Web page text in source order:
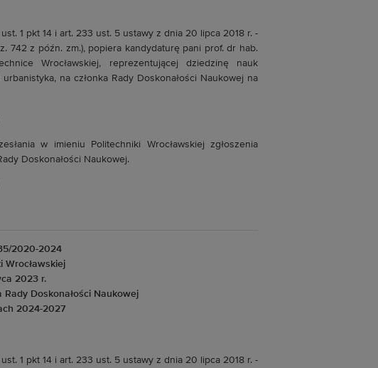
1 pkt 14 i art. 233 ust. 5 ustawy z dnia 20 lipca 2018 r. -
742 z późn. zm.), popiera kandydaturę pani prof. dr hab.
Wrocławskiej, reprezentującej dziedzinę nauk
na członka Rady Doskonałości Naukowej na
w imieniu Politechniki Wrocławskiej zgłoszenia
Doskonałości Naukowej.
2020-2024
Wrocławskiej
2023 r.
Doskonałości Naukowej
2024-2027
1 pkt 14 i art. 233 ust. 5 ustawy z dnia 20 lipca 2018 r. -